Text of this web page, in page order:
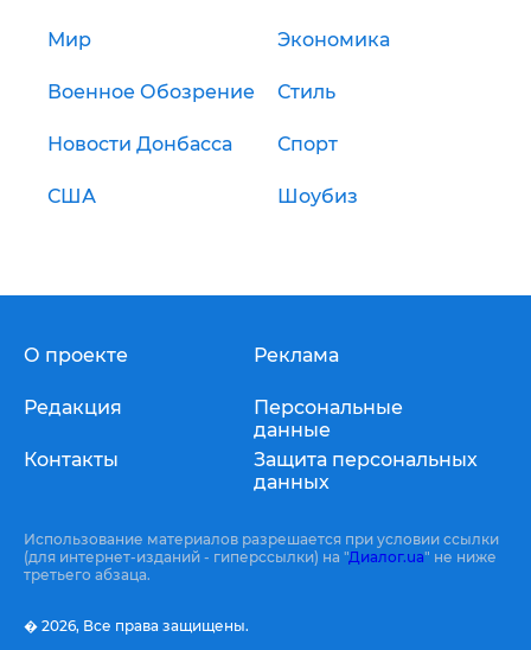
Мир Экономика
Военное Обозрение Стиль
Новости Донбасса Спорт
США Шоубиз
О проекте
Редакция
Контакты
Реклама
Персональные
данные
Защита персональных
данных
Использование материалов разрешается при условии ссылки
(для интернет-изданий - гиперссылки) на "Диалог.ua" не ниже
третьего абзаца.
� 2026, Все права защищены.